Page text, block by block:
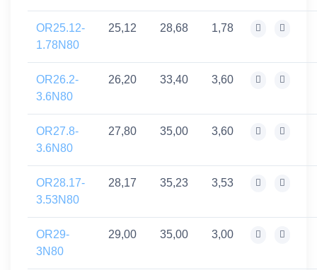
OR25.12-
1.78N80
25,12 28,68 1,78
OR26.2-
3.6N80
26,20 33,40 3,60
OR27.8-
3.6N80
27,80 35,00 3,60
OR28.17-
3.53N80
28,17 35,23 3,53
OR29-
3N80
29,00 35,00 3,00